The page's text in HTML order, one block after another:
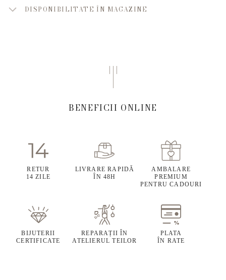
DISPONIBILITATE ÎN MAGAZINE
BENEFICII ONLINE
RETUR
14 ZILE
LIVRARE RAPIDĂ
ÎN 48H
AMBALARE
PREMIUM
PENTRU CADOURI
BIJUTERII
CERTIFICATE
REPARAȚII ÎN
ATELIERUL TEILOR
PLATA
ÎN RATE